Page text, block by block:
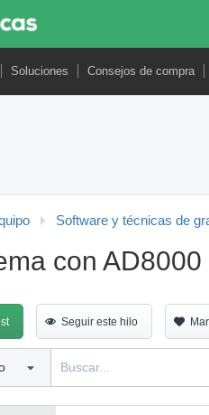
Soluciones Consejos de compra
Software y técnicas de
con
Seguir este hilo